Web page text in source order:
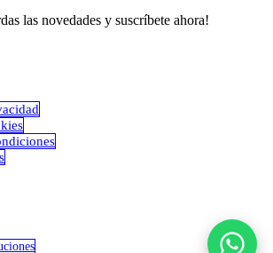
las novedades y suscríbete ahora!